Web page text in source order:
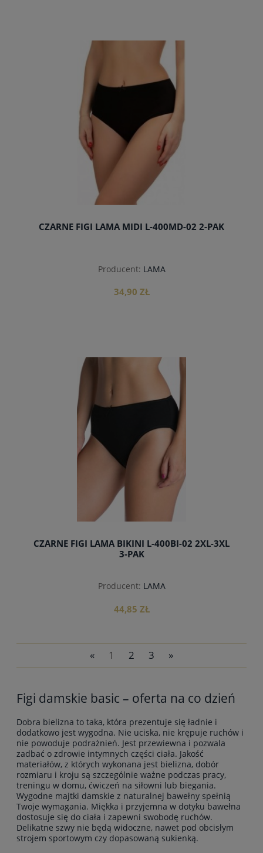
CZARNE FIGI LAMA MIDI L-400MD-02 2-PAK
Producent: LAMA
34,90 ZŁ
CZARNE FIGI LAMA BIKINI L-400BI-02 2XL-3XL
3-PAK
Producent: LAMA
44,85 ZŁ
« 1 2 3 »
Figi damskie basic – oferta na co dzień
Dobra bielizna to taka, która prezentuje się ładnie i
dodatkowo jest wygodna. Nie uciska, nie krępuje ruchów i
nie powoduje podrażnień. Jest przewiewna i pozwala
zadbać o zdrowie intymnych części ciała. Jakość
materiałów, z których wykonana jest bielizna, dobór
rozmiaru i kroju są szczególnie ważne podczas pracy,
treningu w domu, ćwiczeń na siłowni lub biegania.
Wygodne majtki damskie z naturalnej bawełny spełnią
Twoje wymagania. Miękka i przyjemna w dotyku bawełna
dostosuje się do ciała i zapewni swobodę ruchów.
Delikatne szwy nie będą widoczne, nawet pod obcisłym
strojem sportowym czy dopasowaną sukienką.